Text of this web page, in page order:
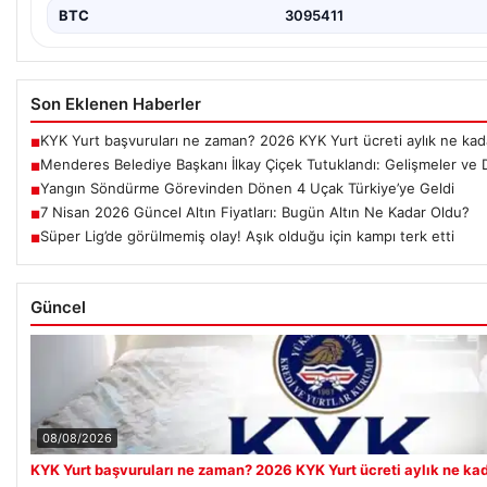
BTC 3095411
Son Eklenen Haberler
■KYK Yurt başvuruları ne zaman? 2026 KYK Yurt ücreti aylık ne
■Menderes Belediye Başkanı İlkay Çiçek Tutuklandı: Gelişmeler ve
■Yangın Söndürme Görevinden Dönen 4 Uçak Türkiye’ye Geldi
■7 Nisan 2026 Güncel Altın Fiyatları: Bugün Altın Ne Kadar Oldu?
■Süper Lig’de görülmemiş olay! Aşık olduğu için kampı terk etti
Güncel
08/08/2026
KYK Yurt başvuruları ne zaman? 2026 KYK Yurt ücreti aylık ne